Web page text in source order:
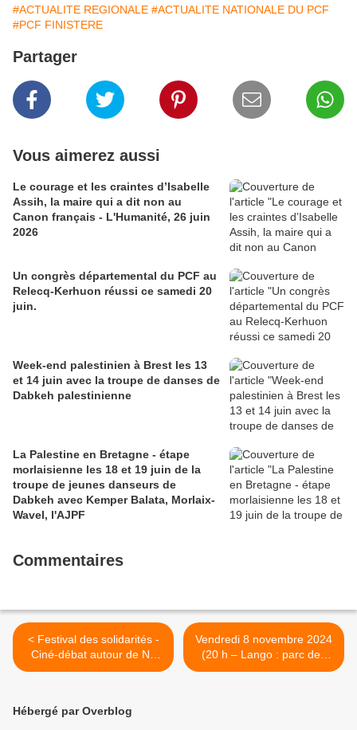
#ACTUALITE REGIONALE #ACTUALITE NATIONALE DU PCF
#PCF FINISTERE
Partager
Vous aimerez aussi
Le courage et les craintes d’Isabelle
Assih, la maire qui a dit non au
Canon français - L'Humanité, 26 juin
2026
Un congrès départemental du PCF au
Relecq-Kerhuon réussi ce samedi 20
juin.
Week-end palestinien à Brest les 13
et 14 juin avec la troupe de danses de
Dabkeh palestinienne
La Palestine en Bretagne - étape
morlaisienne les 18 et 19 juin de la
troupe de jeunes danseurs de
Dabkeh avec Kemper Balata, Morlaix-
Wavel, l'AJPF
Commentaires
< Festival des solidarités -
Ciné-débat autour de No
Other Land à La
Vendredi 8 novembre 2024
(20 h – Lango : parc des
expositions Morlaix) :
Hébergé par Overblog